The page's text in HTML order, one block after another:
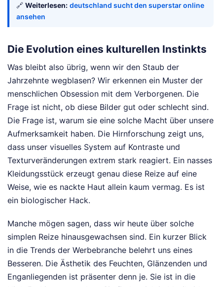
🔗 Weiterlesen: deutschland sucht den superstar online
ansehen
Die Evolution eines kulturellen Instinkts
Was bleibt also übrig, wenn wir den Staub der
Jahrzehnte wegblasen? Wir erkennen ein Muster der
menschlichen Obsession mit dem Verborgenen. Die
Frage ist nicht, ob diese Bilder gut oder schlecht sind.
Die Frage ist, warum sie eine solche Macht über unsere
Aufmerksamkeit haben. Die Hirnforschung zeigt uns,
dass unser visuelles System auf Kontraste und
Texturveränderungen extrem stark reagiert. Ein nasses
Kleidungsstück erzeugt genau diese Reize auf eine
Weise, wie es nackte Haut allein kaum vermag. Es ist
ein biologischer Hack.
Manche mögen sagen, dass wir heute über solche
simplen Reize hinausgewachsen sind. Ein kurzer Blick
in die Trends der Werbebranche belehrt uns eines
Besseren. Die Ästhetik des Feuchten, Glänzenden und
Enganliegenden ist präsenter denn je. Sie ist in die